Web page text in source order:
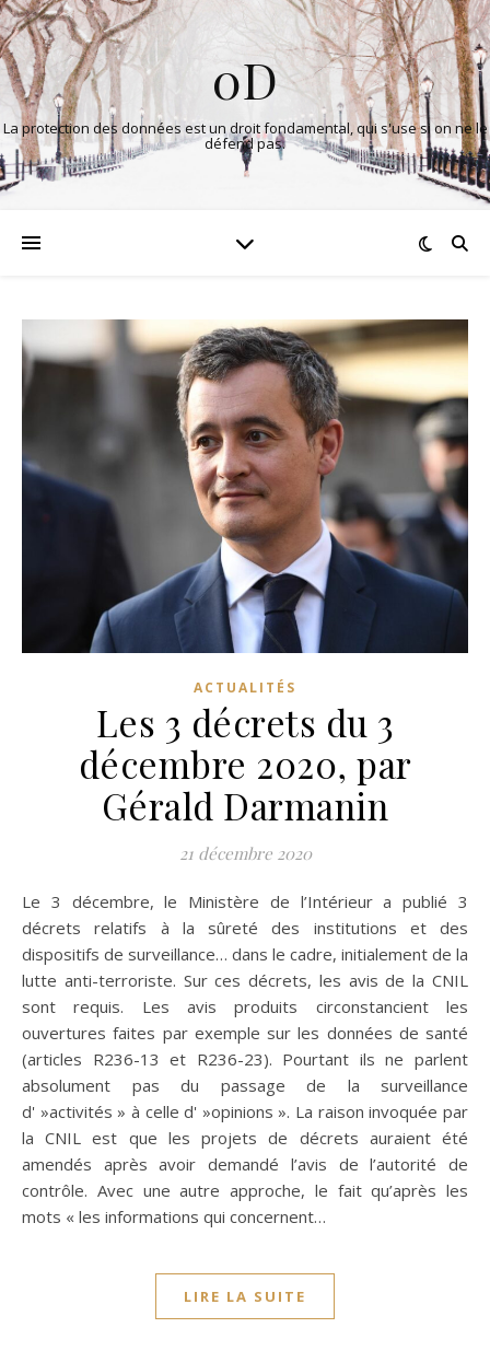
0D
La protection des données est un droit fondamental, qui s'use si on ne le
défend pas.
ACTUALITÉS
Les 3 décrets du 3
décembre 2020, par
Gérald Darmanin
21 décembre 2020
Le 3 décembre, le Ministère de l’Intérieur a publié 3
décrets relatifs à la sûreté des institutions et des
dispositifs de surveillance… dans le cadre, initialement de la
lutte anti-terroriste. Sur ces décrets, les avis de la CNIL
sont requis. Les avis produits circonstancient les
ouvertures faites par exemple sur les données de santé
(articles R236-13 et R236-23). Pourtant ils ne parlent
absolument pas du passage de la surveillance
d' »activités » à celle d' »opinions ». La raison invoquée par
la CNIL est que les projets de décrets auraient été
amendés après avoir demandé l’avis de l’autorité de
contrôle. Avec une autre approche, le fait qu’après les
mots « les informations qui concernent…
LIRE LA SUITE